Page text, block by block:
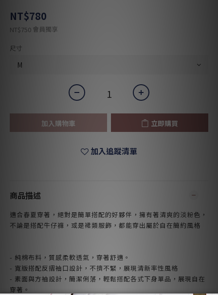
NT$780
NT$750 會員獨享
尺寸
加入購物車 立即購買
加入追蹤清單
商品描述
適合春夏穿著，絕對是簡單搭配的好夥伴，擁有著清爽的淡粉色，
不論是搭配牛仔褲，或是裙類服飾，都能穿出屬於自在簡約風格
- 純棉布料，質感柔軟透氣，穿著舒適。
- 寬版搭配反摺袖口設計，不擠不緊，展現清新率性風格
- 素面與方袖設計，簡潔俐落，輕鬆搭配各式下身單品，展現自在
穿著。